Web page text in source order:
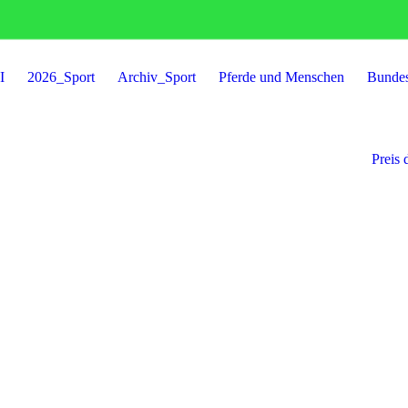
2026_Sport Archiv_Sport Pferde und Menschen
Preis